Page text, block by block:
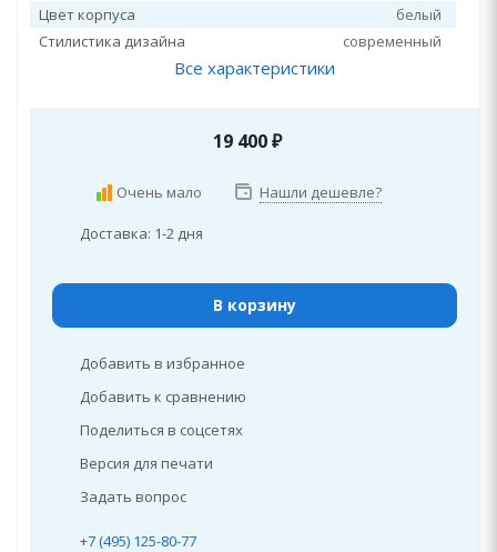
Цвет корпуса
белый
Стилистика дизайна
современный
Все характеристики
19 400₽
Очень мало Нашли дешевле?
Доставка: 1-2 дня
В корзину
Добавить в избранное
Добавить к сравнению
Поделиться в соцсетях
Версия для печати
Задать вопрос
+7 (495) 125-80-77